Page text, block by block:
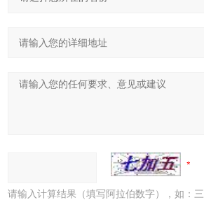
请输入计算结果（填写阿拉伯数字），如：